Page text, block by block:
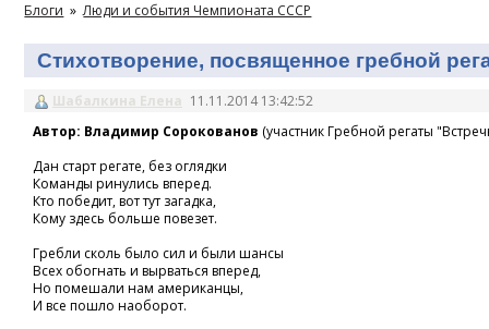
Блоги » Люди и события Чемпионата СССР
Стихотворение, посвященное гребной
Шабалкина Елена 11.11.2014 13:42:52
Автор: Владимир Сорокованов (участник Гребной регаты
Дан старт регате, без оглядки
Команды ринулись вперед.
Кто победит, вот тут загадка,
Кому здесь больше повезет.
Гребли сколь было сил и были шансы
Всех обогнать и вырваться вперед,
Но помешали нам американцы,
И все пошло наоборот.